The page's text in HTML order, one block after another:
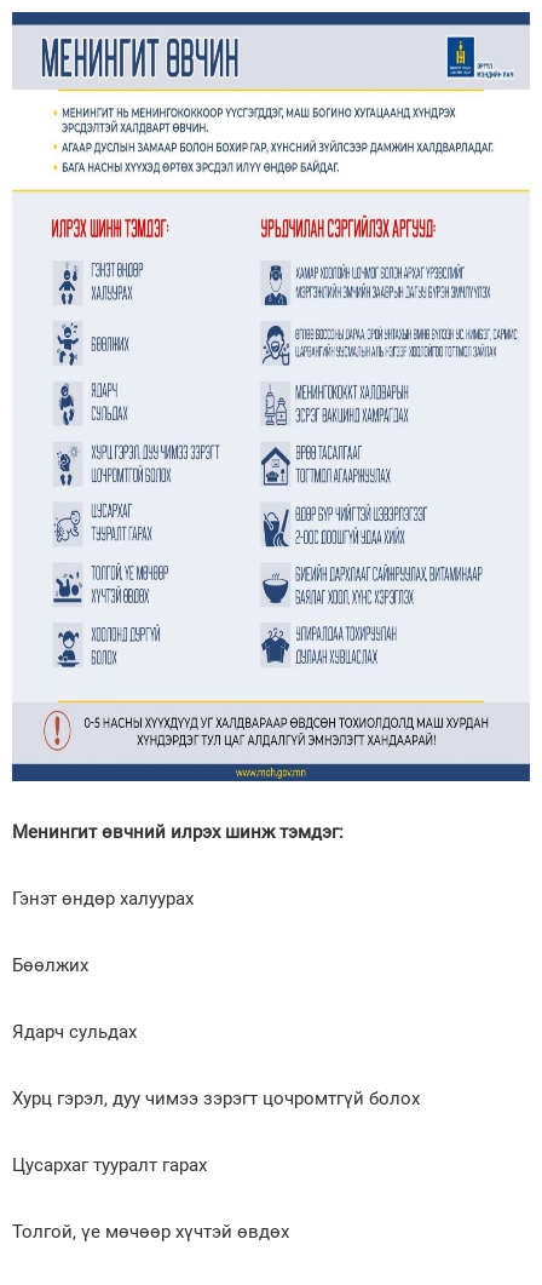
Менингит өвчний илрэх шинж тэмдэг:
Гэнэт өндөр халуурах
Бөөлжих
Ядарч сульдах
Хурц гэрэл, дуу чимээ зэрэгт цочромтгүй болох
Цусархаг тууралт гарах
Толгой, үе мөчөөр хүчтэй өвдөх